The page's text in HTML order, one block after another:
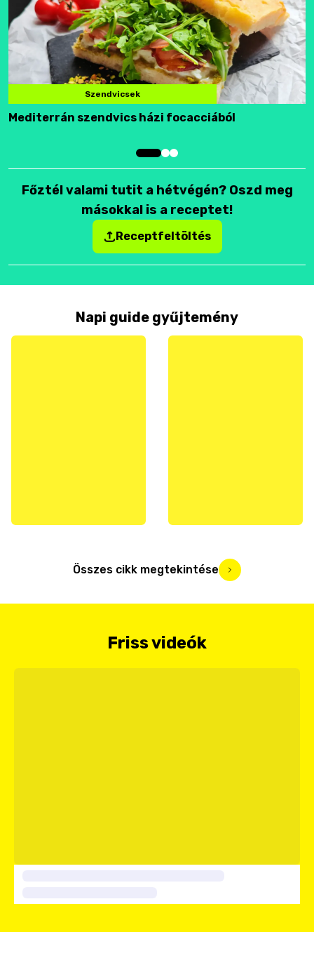
Szendvicsek
Mediterrán szendvics házi focacciából
Főztél valami tutit a hétvégén? Oszd meg
másokkal is a receptet!
Receptfeltöltés
Napi guide gyűjtemény
Összes cikk megtekintése
Friss videók